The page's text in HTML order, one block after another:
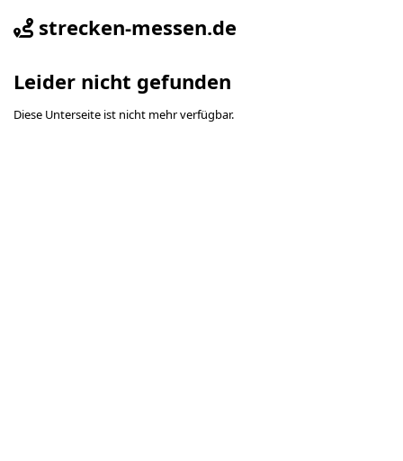
strecken-messen.de
Leider nicht gefunden
Diese Unterseite ist nicht mehr verfügbar.